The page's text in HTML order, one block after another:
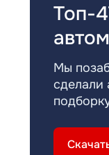
Топ-
Мы
сделали